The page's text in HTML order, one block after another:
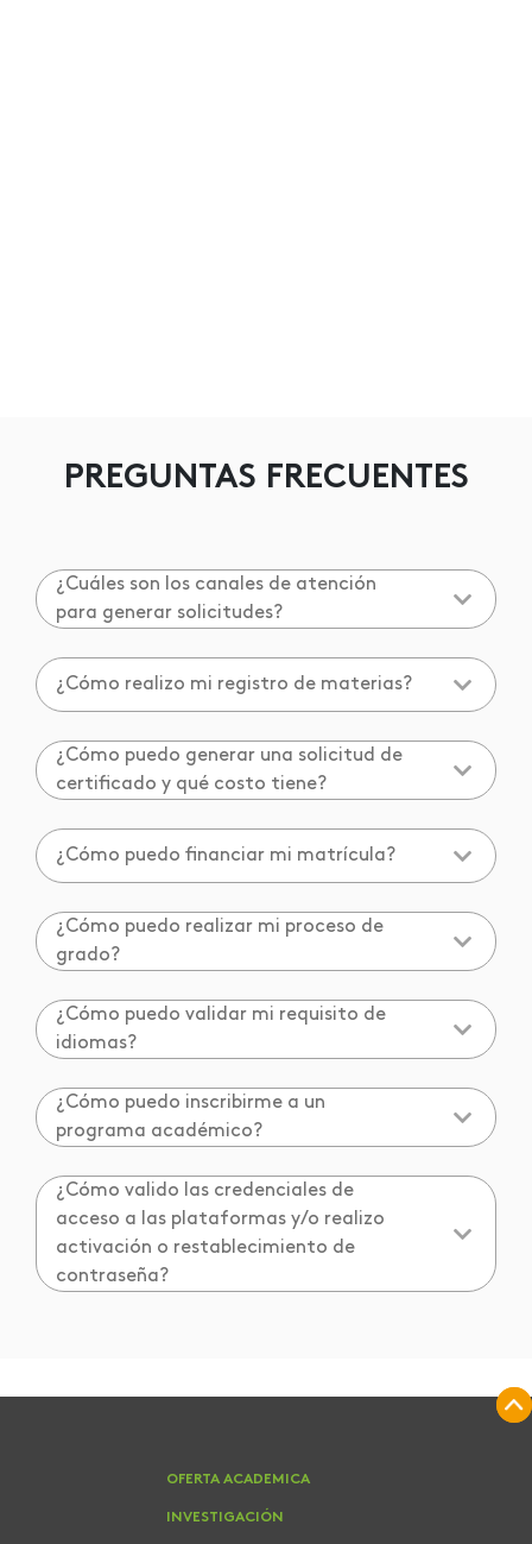
PREGUNTAS FRECUENTES
¿Cuáles son los canales de atención
para generar solicitudes?
¿Cómo realizo mi registro de materias?
¿Cómo puedo generar una solicitud de
certificado y qué costo tiene?
¿Cómo puedo financiar mi matrícula?
¿Cómo puedo realizar mi proceso de
grado?
¿Cómo puedo validar mi requisito de
idiomas?
¿Cómo puedo inscribirme a un
programa académico?
¿Cómo valido las credenciales de
acceso a las plataformas y/o realizo
activación o restablecimiento de
contraseña?
OFERTA ACADEMICA
INVESTIGACIÓN